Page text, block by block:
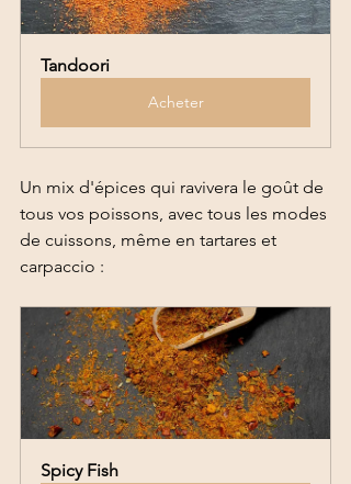
Tandoori
Acheter
Un mix d'épices qui ravivera le goût de
tous vos poissons, avec tous les modes
de cuissons, même en tartares et
carpaccio :
Spicy Fish